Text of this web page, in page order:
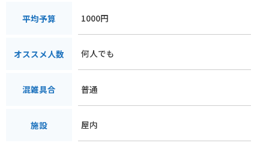
平均予算 1000円
オススメ人数 何人でも
混雑具合 普通
施設 屋内